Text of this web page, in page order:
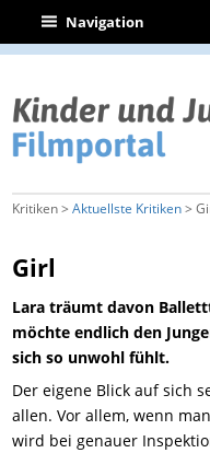
| Navigation
Kritiken >Aktuellste Kritiken>
Girl
Lara träumt davon
möchte endlich den
sich so unwohl fühlt.
Der eigene Blick auf sich
allen. Vor allem, wenn
wird bei genauer